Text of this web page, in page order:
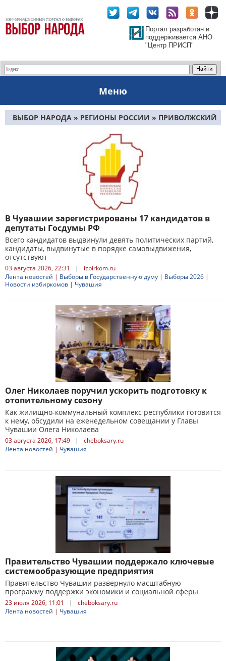
Портал разработан и
поддерживается АНО
"Центр ПРИСП"
Меню
ВЫБОР НАРОДА » РЕГИОНЫ РОССИИ » ПРИВОЛЖСКИЙ
В Чувашии зарегистрированы 17 кандидатов в
депутаты Госдумы РФ
Всего кандидатов выдвинули девять политических партий,
кандидаты, выдвинутые в порядке самовыдвижения,
отсутствуют
03 августа 2026, 22:31 |
izbirkom.ru
Лента новостей | Выборы в Государственную думу | Выборы 2026 |
Новости избиркомов | Чувашия
Олег Николаев поручил ускорить подготовку к
отопительному сезону
Как жилищно-коммунальный комплекс республики готовится
к нему, обсудили на еженедельном совещании у Главы
Чувашии Олега Николаева
03 августа 2026, 17:49 |
cheboksary.ru
Лента новостей | Чувашия
Правительство Чувашии поддержало ключевые
системообразующие предприятия
Правительство Чувашии развернуло масштабную
программу поддержки экономики и социальной сферы
23 июля 2026, 11:01 |
cheboksary.ru
Лента новостей | Чувашия